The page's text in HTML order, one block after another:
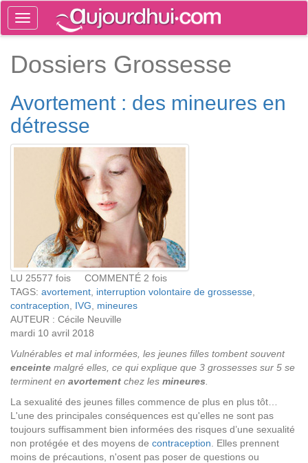
Toggle
navigation
Dossiers Grossesse
Avortement : des mineures en
détresse
LU 25577 fois COMMENTÉ 2 fois
TAGS: avortement interruption volontaire de grossesse
contraception
IVG
mineures
AUTEUR : Cécile Neuville
mardi 10 avril 2018
Vulnérables et mal informées, les jeunes filles tombent souvent
enceinte malgré elles, ce qui explique que 3 grossesses sur 5 se
terminent en avortement chez les mineures
La sexualité des jeunes filles commence de plus en plus tôt…
L'une des principales conséquences est qu'elles ne sont pas
toujours suffisamment bien informées des risques d’une sexualité
non protégée et des moyens de contraception . Elles prennent
moins de précautions, n'osent pas poser de questions ou